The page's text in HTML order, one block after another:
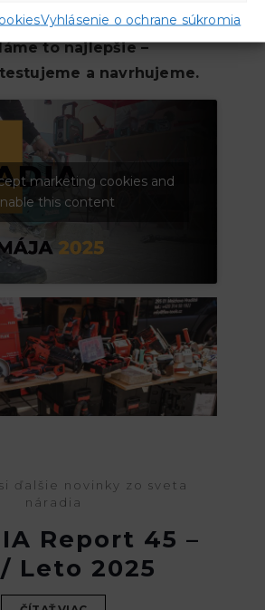
Vyhlásenie o ochrane súkromia
to najlepšie –
a navrhujeme.
marketing cookies and
this content
ďalšie novinky zo sveta
náradia
Report 45 –
Leto 2025